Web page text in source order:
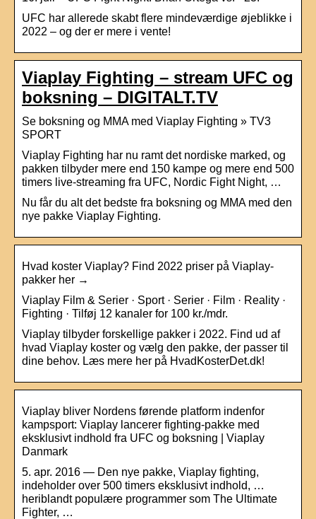
UFC har allerede skabt flere mindeværdige øjeblikke i
2022 – og der er mere i vente!
Viaplay Fighting – stream UFC og
boksning – DIGITALT.TV
Se boksning og MMA med Viaplay Fighting » TV3
SPORT
Viaplay Fighting har nu ramt det nordiske marked, og
pakken tilbyder mere end 150 kampe og mere end 500
timers live-streaming fra UFC, Nordic Fight Night, …
Nu får du alt det bedste fra boksning og MMA med den
nye pakke Viaplay Fighting.
Hvad koster Viaplay? Find 2022 priser på Viaplay-
pakker her →
Viaplay Film & Serier · Sport · Serier · Film · Reality ·
Fighting · Tilføj 12 kanaler for 100 kr./mdr.
Viaplay tilbyder forskellige pakker i 2022. Find ud af
hvad Viaplay koster og vælg den pakke, der passer til
dine behov. Læs mere her på HvadKosterDet.dk!
Viaplay bliver Nordens førende platform indenfor
kampsport: Viaplay lancerer fighting-pakke med
eksklusivt indhold fra UFC og boksning | Viaplay
Danmark
5. apr. 2016 — Den nye pakke, Viaplay fighting,
indeholder over 500 timers eksklusivt indhold, …
heriblandt populære programmer som The Ultimate
Fighter, …